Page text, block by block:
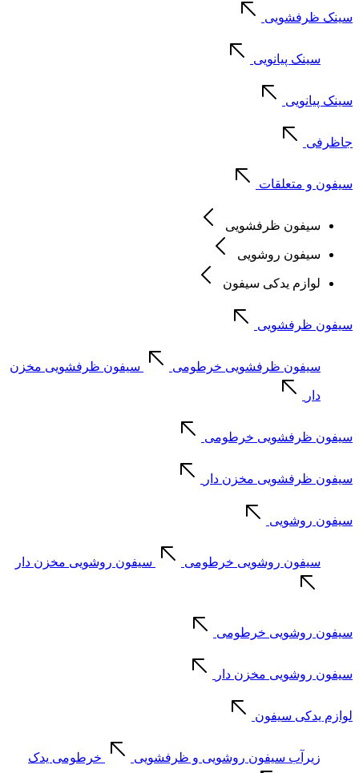
سینک ظرفشویی
سینک پیانویی
سینک پیانویی
جاظرفی
سیفون و متعلقات
سیفون ظرفشویی
سیفون روشویی
لوازم یدکی سیفون
سیفون ظرفشویی
سیفون ظرفشویی خرطومی سیفون ظرفشویی مخزن
دار
سیفون ظرفشویی خرطومی
سیفون ظرفشویی مخزن دار
سیفون روشویی
سیفون روشویی خرطومی سیفون روشویی مخزن دار
سیفون روشویی خرطومی
سیفون روشویی مخزن دار
لوازم یدکی سیفون
زیرآب سیفون روشویی و ظرفشویی خرطومی یدک